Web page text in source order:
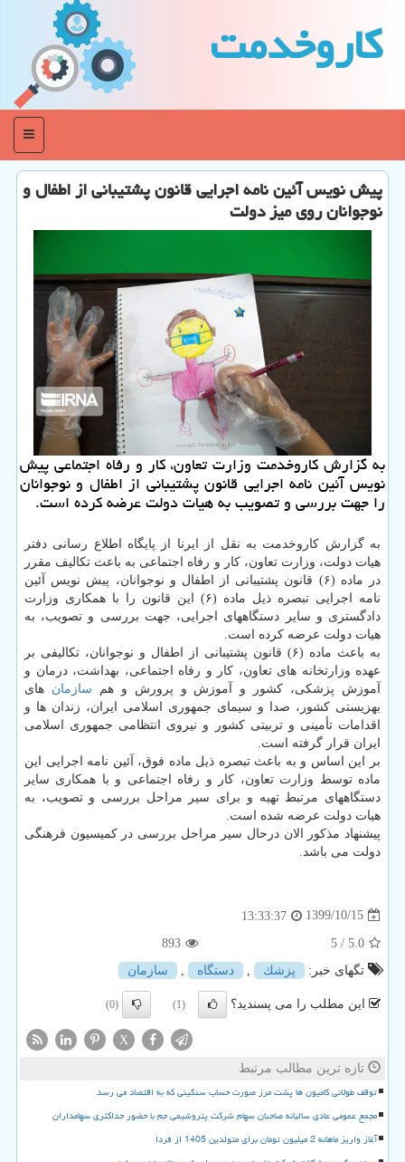
كاروخدمت
منو
پیش نویس آئین نامه اجرایی قانون پشتیبانی از اطفال و
نوجوانان روی میز دولت
به گزارش کاروخدمت وزارت تعاون، کار و رفاه اجتماعی پیش
نویس آئین نامه اجرایی قانون پشتیبانی از اطفال و نوجوانان
را جهت بررسی و تصویب به هیات دولت عرضه کرده است.
به گزارش کاروخدمت به نقل از ایرنا از پایگاه اطلاع رسانی دفتر
هیات دولت، وزارت تعاون، کار و رفاه اجتماعی به باعث تکالیف مقرر
در ماده (۶) قانون پشتیبانی از اطفال و نوجوانان، پیش نویس آئین
نامه اجرایی تبصره ذیل ماده (۶) این قانون را با همکاری وزارت
دادگستری و سایر دستگاههای اجرایی، جهت بررسی و تصویب، به
هیات دولت عرضه کرده است.
به باعث ماده (۶) قانون پشتیبانی از اطفال و نوجوانان، تکالیفی بر
عهده وزارتخانه های تعاون، کار و رفاه اجتماعی، بهداشت، درمان و
آموزش پزشکی، کشور و آموزش و پرورش و هم سازمان های
بهزیستی کشور، صدا و سیمای جمهوری اسلامی ایران، زندان ها و
اقدامات تأمینی و تربیتی کشور و نیروی انتظامی جمهوری اسلامی
ایران قرار گرفته است.
بر این اساس و به باعث تبصره ذیل ماده فوق، آئین نامه اجرایی این
ماده توسط وزارت تعاون، کار و رفاه اجتماعی و با همکاری سایر
دستگاههای مرتبط تهیه و برای سیر مراحل بررسی و تصویب، به
هیات دولت عرضه شده است.
پیشنهاد مذکور الان درحال سیر مراحل بررسی در کمیسیون فرهنگی
دولت می باشد.
1399/10/15
13:33:37
5.0
/ 5
893
تگهای خبر:
پزشك , دستگاه , سازمان
این مطلب را می پسندید؟ (1)
(0)
X
تازه ترین مطالب مرتبط
توقف طولانی کامیون ها پشت مرز صورت حساب سنگینی که به اقتصاد می رسد
مجمع عمومی عادی سالیانه صاحبان سهام شرکت پتروشیمی جم با حضور حداکثری سهامداران
آغاز واریز ماهانه 2 میلیون تومان برای متولدین 1405 از فردا